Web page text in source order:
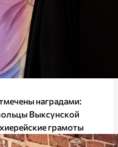
наградами:
Выксунской
грамоты